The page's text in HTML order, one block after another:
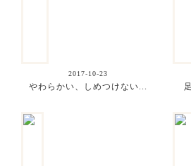
2017-10-23
やわらかい、しめつけない...